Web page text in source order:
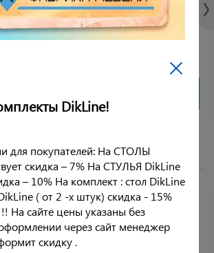
9 490 руб.
Рейтинг:
0 отзывов
ХИТ ПРОДАЖ РЕКОМЕНДУЕМ
DikLine!
для покупателей: На СТОЛЫ
скидка – 7% На СТУЛЬЯ DikLine
– 10% На комплект : стол DikLine
( от 2 -х штук) скидка - 15%
сайте цены указаны без
через сайт менеджер
скидку .